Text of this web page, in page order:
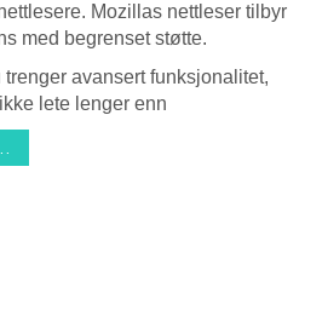
Mozillas nettleser tilbyr
med begrenset støtte.
trenger avansert funksjonalitet,
lete lenger enn